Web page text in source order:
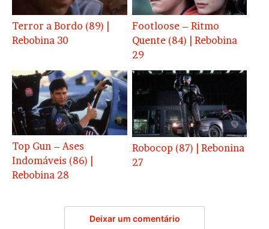
Terror a Bordo (89) |
Rebobina 30
Footloose – Ritmo
Quente (84) | Rebobina
29
Top Gun – Ases
Indomáveis (86) |
Rebobina 28
Robocop (87) | Rebonina
27
Deixar um comentário